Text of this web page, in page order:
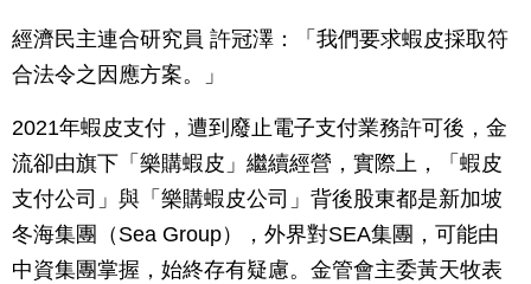
經濟民主連合研究員 許冠澤：「我們要求蝦皮採取符
合法令之因應方案。」
2021年蝦皮支付，遭到廢止電子支付業務許可後，金
流卻由旗下「樂購蝦皮」繼續經營，實際上，「蝦皮
支付公司」與「樂購蝦皮公司」背後股東都是新加坡
冬海集團（Sea Group），外界對SEA集團，可能由
中資集團掌握，始終存有疑慮。金管會主委黃天牧表